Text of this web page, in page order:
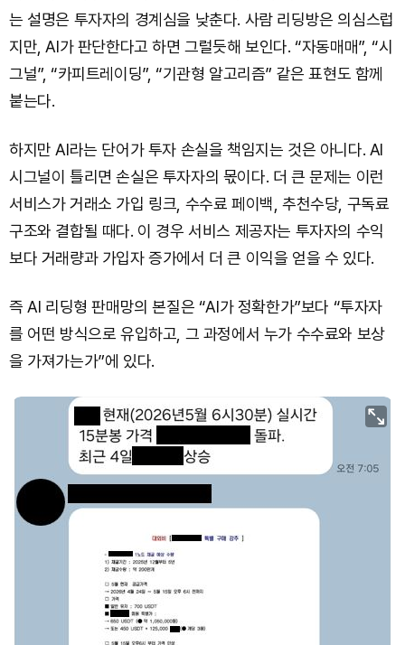
는 설명은 투자자의 경계심을 낮춘다. 사람 리딩방은 의심스럽
지만, AI가 판단한다고 하면 그럴듯해 보인다. “자동매매”, “시
그널”, “카피트레이딩”, “기관형 알고리즘” 같은 표현도 함께
붙는다.
하지만 AI라는 단어가 투자 손실을 책임지는 것은 아니다. AI
시그널이 틀리면 손실은 투자자의 몫이다. 더 큰 문제는 이런
서비스가 거래소 가입 링크, 수수료 페이백, 추천수당, 구독료
구조와 결합될 때다. 이 경우 서비스 제공자는 투자자의 수익
보다 거래량과 가입자 증가에서 더 큰 이익을 얻을 수 있다.
즉 AI 리딩형 판매망의 본질은 “AI가 정확한가”보다 “투자자
를 어떤 방식으로 유입하고, 그 과정에서 누가 수수료와 보상
을 가져가는가”에 있다.